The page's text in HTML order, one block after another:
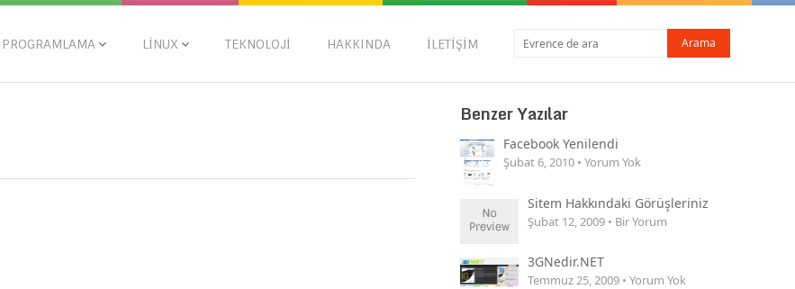
PROGRAMLAMA LINUX TEKNOLOJI HAKKINDA İLETIŞIM
Benzer Yazılar
Facebook Yenilendi
Şubat 6, 2010 • Yorum Yok
Sitem Hakkındaki Görüşleriniz
Şubat 12, 2009 • Bir Yorum
3GNedir.NET
Temmuz 25, 2009 • Yorum Yok